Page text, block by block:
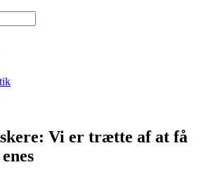
Vi er trætte af at få